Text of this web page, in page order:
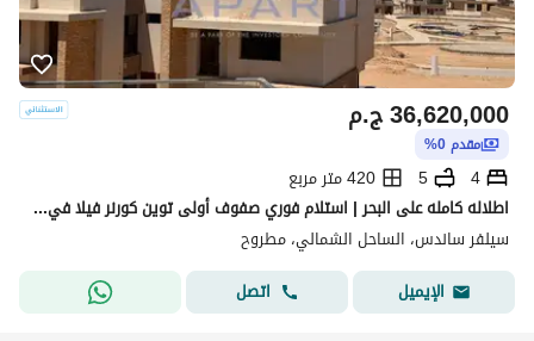
ج.م36,620,000
مقدم 0%
4
5
420 متر مربع
اطلاله كامله على البحر | استلام فوري صفوف أولى توين كورنر فيلا في لوكيشن مميز بحري! في سيلفر سانس اورا سيدي حنيش / راس الحكمه / الساحل الشمالي
سيلفر ساندس، الساحل الشمالي، مطروح
الإيميل
اتصل